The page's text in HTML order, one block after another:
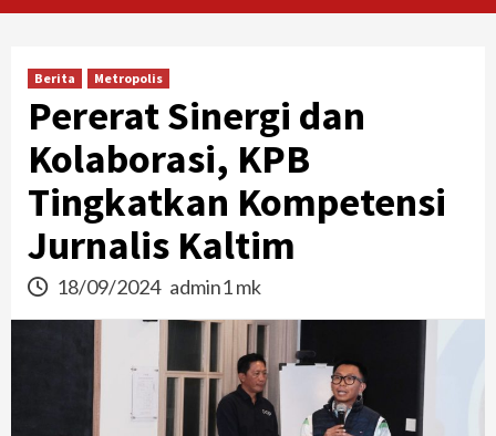
Berita Metropolis
Pererat Sinergi dan
Kolaborasi, KPB
Tingkatkan Kompetensi
Jurnalis Kaltim
18/09/2024 admin1 mk